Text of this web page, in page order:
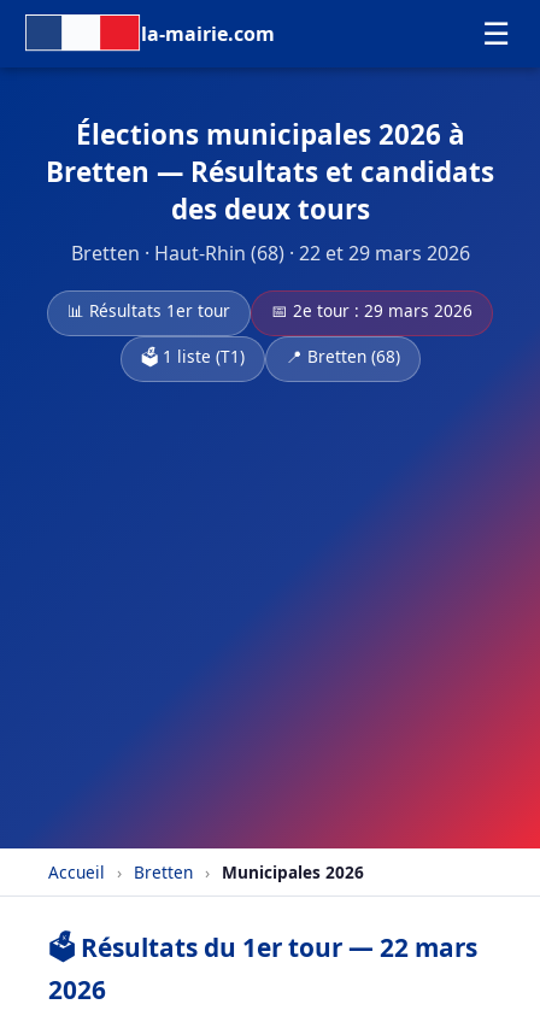
la-mairie.com ☰
Élections municipales 2026 à
Bretten — Résultats et candidats
des deux tours
Bretten · Haut-Rhin (68) · 22 et 29 mars 2026
📊 Résultats 1er tour
📅 2e tour : 29 mars 2026
🗳️ 1 liste (T1)
📍 Bretten (68)
Accueil › Bretten › Municipales 2026
🗳️ Résultats du 1er tour — 22 mars
2026